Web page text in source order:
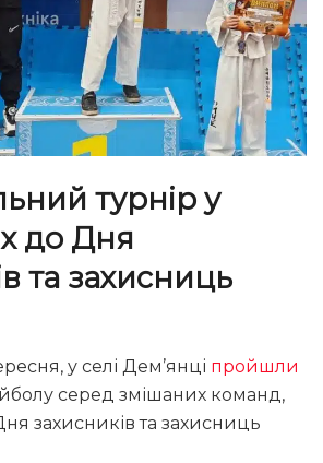
турнір у
до Дня
та захисниць
у селі Дем’янці пройшли
серед змішаних команд,
захисників та захисниць